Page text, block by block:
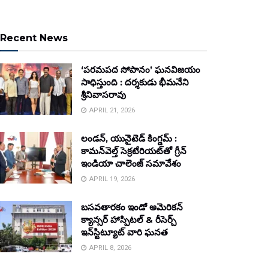
Recent News
‘పరమపద సోపానం’ ఘనవిజయం
సాధిస్తుంది : దర్శకుడు భీమనేని
శ్రీనివాసరావు
APRIL 21, 2026
లండన్, యునైటెడ్ కింగ్డమ్ :
కామన్‌వెల్త్ సెక్రటేరియట్‌తో గ్రీన్
ఇండియా చాలెంజ్ సమావేశం
APRIL 19, 2026
బసవతారకం ఇండో అమెరికన్
క్యాన్సర్ హాస్పిటల్ & రీసెర్చ్
ఇన్‌స్టిట్యూట్ వారి ఘనత
APRIL 8, 2026